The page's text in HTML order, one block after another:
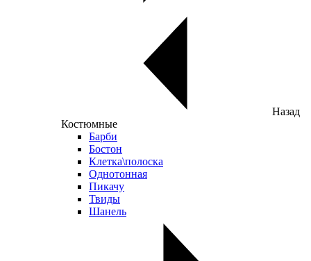
Назад
Костюмные
Барби
Бостон
Клетка\полоска
Однотонная
Пикачу
Твиды
Шанель